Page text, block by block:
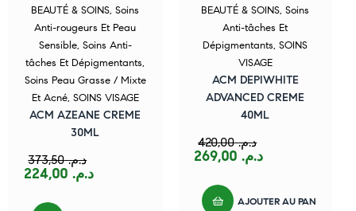
BEAUTÉ & SOINS, Soins
Anti-rougeurs Et Peau
Sensible, Soins Anti-
tâches Et Dépigmentants,
Soins Peau Grasse / Mixte
Et Acné, SOINS VISAGE
ACM AZEANE CREME
30ML
د.م.373,50
د.م.
BEAUTÉ & SOINS, Soins
Anti-tâches Et
Dépigmentants, SOINS
VISAGE
ACM DEPIWHITE
ADVANCED CREME
40ML
د.م.420,00
د.م.
AJOUTER AU PANIER